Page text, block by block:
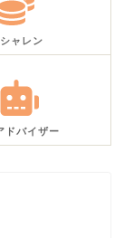
ャレン
ドバイザー